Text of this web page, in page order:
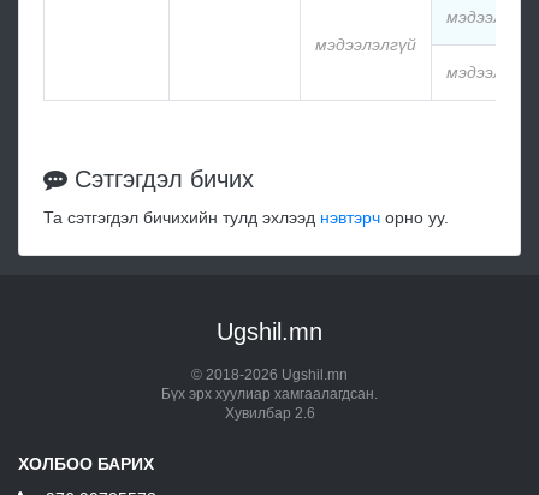
мэдээлэлгүй
Сэтгэгдэл бичих
Та сэтгэгдэл бичихийн тулд эхлээд нэвтэрч орно уу.
Ugshil.mn
© 2018-2026 Ugshil.mn
Бүх эрх хуулиар хамгаалагдсан.
Хувилбар 2.6
ХОЛБОО БАРИХ